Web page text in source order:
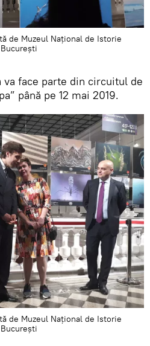
de Muzeul Național de Istorie
va face parte din circuitul de
până pe 12 mai 2019.
de Muzeul Național de Istorie